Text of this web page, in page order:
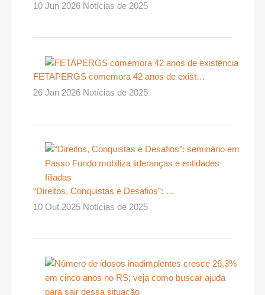
10 Jun 2026 Notícias de 2025
FETAPERGS comemora 42 anos de exist…
26 Jan 2026 Notícias de 2025
“Direitos, Conquistas e Desafios”: …
10 Out 2025 Notícias de 2025